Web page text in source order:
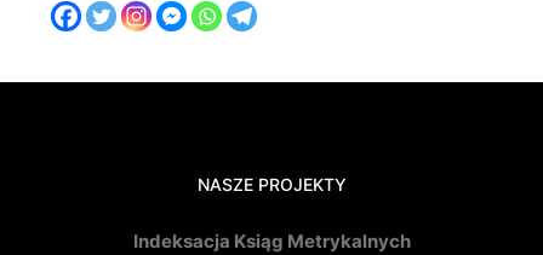
NASZE PROJEKTY
Indeksacja Ksiąg Metrykalnych